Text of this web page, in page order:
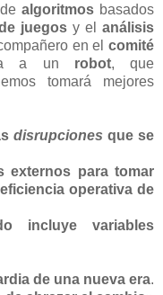
algoritmos basados
juegos y el análisis
en el comité
a un robot, que
tomará mejores
disrupciones que se
externos para tomar
operativa de
incluye variables
de una nueva era.